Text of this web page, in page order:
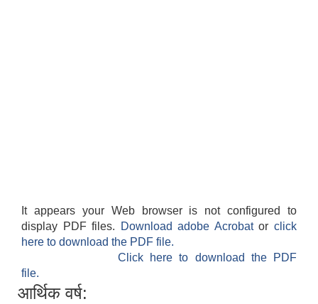
It appears your Web browser is not configured to
display PDF files.
Download adobe Acrobatorclick
here to download the PDF file.
Click here to download the PDF
file.
आर्थिक वर्ष: